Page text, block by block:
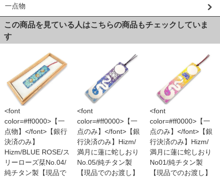
一点物
この商品を見ている人はこちらの商品もチェックしていま
す
<font
color=#ff0000>【一
点物】</font>【銀行
決済のみ】
Hizm/BLUE ROSE/ス
リーローズ栞No.04/
純チタン製【現品で
<font
color=#ff0000>【一
点のみ】</font>【銀
行決済のみ】Hizm/
満月に蓮に蛇しおり
No.05/純チタン製
【現品でのお渡し】
<font
color=#ff0000>【一
点のみ】</font>【銀
行決済のみ】Hizm/
満月に蓮に蛇しおり
No01/純チタン製
【現品でのお渡し】